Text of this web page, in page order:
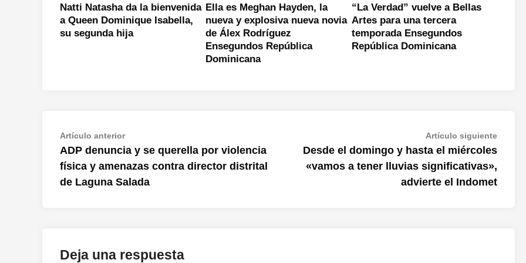
Natti Natasha da la bienvenida
a Queen Dominique Isabella,
su segunda hija
Ella es Meghan Hayden, la
nueva y explosiva nueva novia
de Álex Rodríguez
Ensegundos República
Dominicana
“La Verdad” vuelve a Bellas
Artes para una tercera
temporada Ensegundos
República Dominicana
Navegación
de
entradas
Artículo anteriorArtículo
anterior:
ADP denuncia y se querella por violencia
física y amenazas contra director distrital
de Laguna Salada
Artículo siguienteArtículo
Desde el domingo y hasta el miércoles
«vamos a tener lluvias significativas»,
advierte el Indomet
Deja una respuesta